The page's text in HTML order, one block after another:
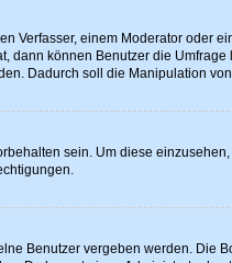
Verfasser, einem Moderator oder
dann können Benutzer die
Dadurch soll die Manipulation
sein. Um diese
Benutzer vergeben werden.